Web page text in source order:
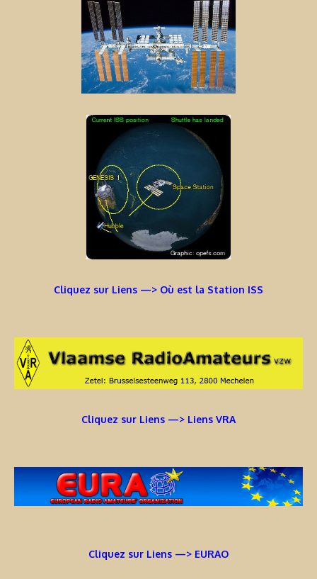
Cliquez sur Liens —> Où est la Station ISS
Cliquez sur Liens —> Liens VRA
Cliquez sur Liens —> EURAO